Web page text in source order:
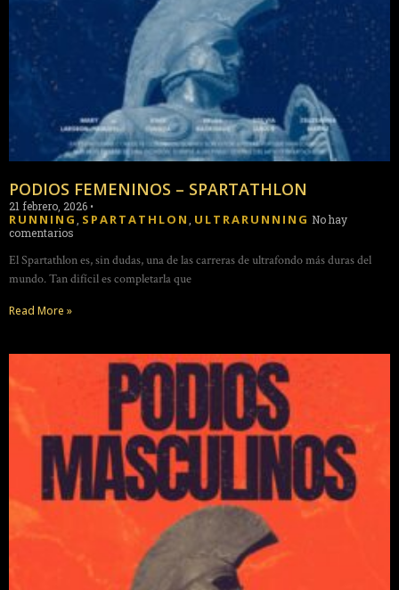
PODIOS FEMENINOS – SPARTATHLON
21 febrero, 2026 •
RUNNING SPARTATHLON ULTRARUNNING No hay
comentarios
El Spartathlon es, sin dudas, una de las carreras de ultrafondo más duras del
mundo. Tan difícil es completarla que
Read More »